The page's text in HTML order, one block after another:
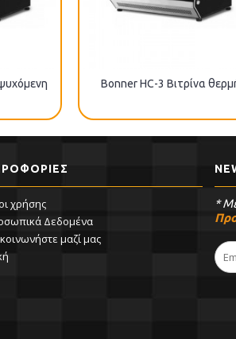
Bonner HC-3 Bιτρίνα
χρήσης
Δεδομένα
μαζί μας
*